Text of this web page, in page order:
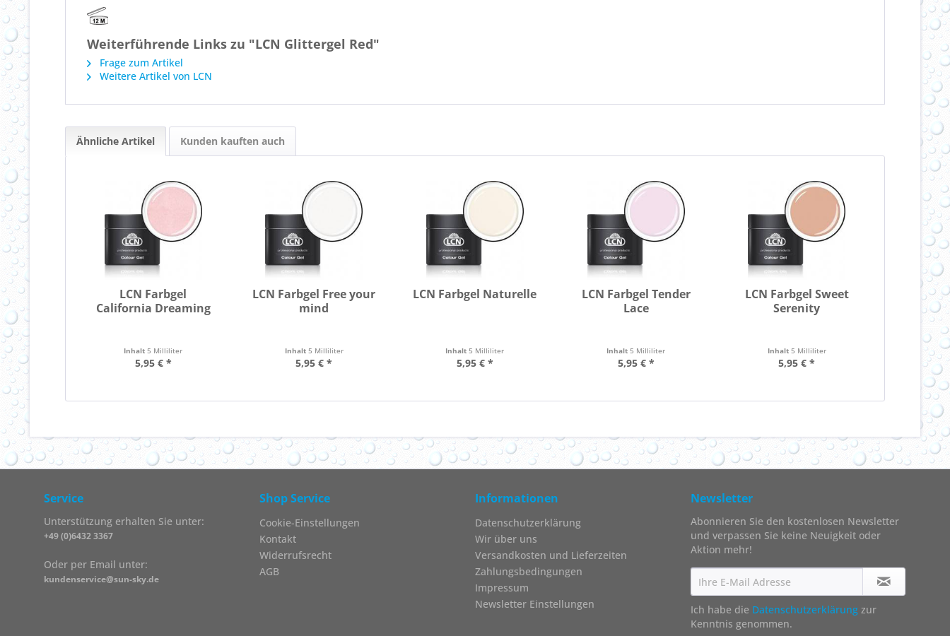
Weiterführende Links zu "LCN Glittergel Red"
Frage zum Artikel
Weitere Artikel von LCN
Ähnliche Artikel Kunden kauften auch
LCN Farbgel
California Dreaming
Inhalt5 Milliliter
5,95 € *
LCN Farbgel Free your
mind
Inhalt 5 Milliliter
5,95 € *
LCN Farbgel Naturelle
Inhalt5 Milliliter
5,95 € *
LCN Farbgel Tender
Lace
Inhalt5 Milliliter
5,95 € *
LCN Farbgel Sweet
Serenity
Inhalt 5 Milliliter
5,95 € *
Service
Unterstützung erhalten Sie unter:
+49 (0)6432 3367
Oder per Email unter:
kundenservice@sun-sky.de
Shop Service
Cookie-Einstellungen
Kontakt
Widerrufsrecht
AGB
Informationen
Datenschutzerklärung
Wir über uns
Versandkosten und Lieferzeiten
Zahlungsbedingungen
Impressum
Newsletter Einstellungen
Newsletter
Abonnieren Sie den kostenlosen Newsletter
und verpassen Sie keine Neuigkeit oder
Aktion mehr!
Ich habe die Datenschutzerklärung zur
Kenntnis genommen.